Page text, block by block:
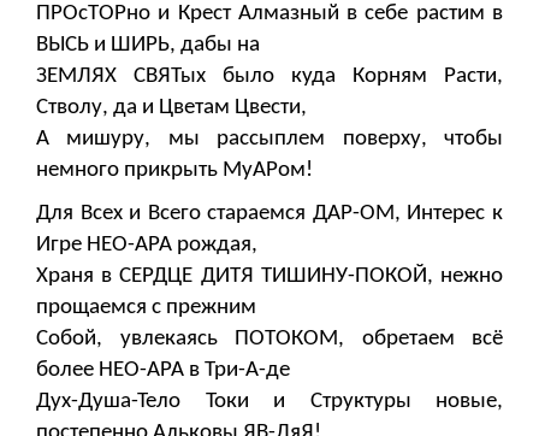
ПРОсТОРно и Крест Алмазный в себе растим в
ВЫСЬ и ШИРЬ, дабы на
ЗЕМЛЯХ СВЯТых было куда Корням Расти,
Стволу, да и Цветам Цвести,
А мишуру, мы рассыплем поверху, чтобы
немного прикрыть МуАРом!
Для Всех и Всего стараемся ДАР-ОМ, Интерес к
Игре НЕО-АРА рождая,
Храня в СЕРДЦЕ ДИТЯ ТИШИНУ-ПОКОЙ, нежно
прощаемся с прежним
Собой, увлекаясь ПОТОКОМ, обретаем всё
более НЕО-АРА в Три-А-де
Дух-Душа-Тело Токи и Структуры новые,